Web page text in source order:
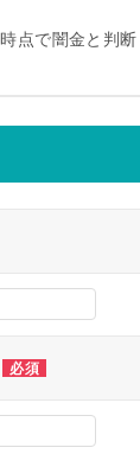
点で闇金と判
必須